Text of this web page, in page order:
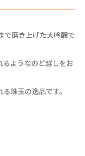
で磨き上げた大吟醸で
ようなのど越しをお
珠玉の逸品です。